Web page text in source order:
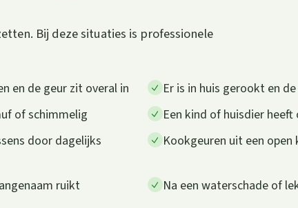
Bij deze situaties is professionele
en de geur zit overal in
Er is in huis gerookt en
of schimmelig
Een kind of huisdier
door dagelijks
Kookgeuren uit een open
ruikt Na een waterschade of